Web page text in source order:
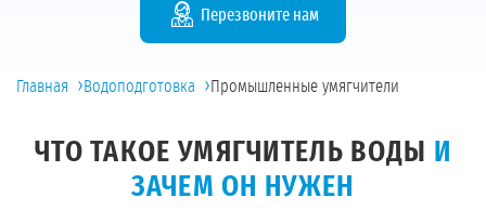
Перезвоните нам
Главная ›Водоподготовка ›Промышленные умягчители
ЧТО ТАКОЕ УМЯГЧИТЕЛЬ ВОДЫ
И
ЗАЧЕМ ОН НУЖЕН